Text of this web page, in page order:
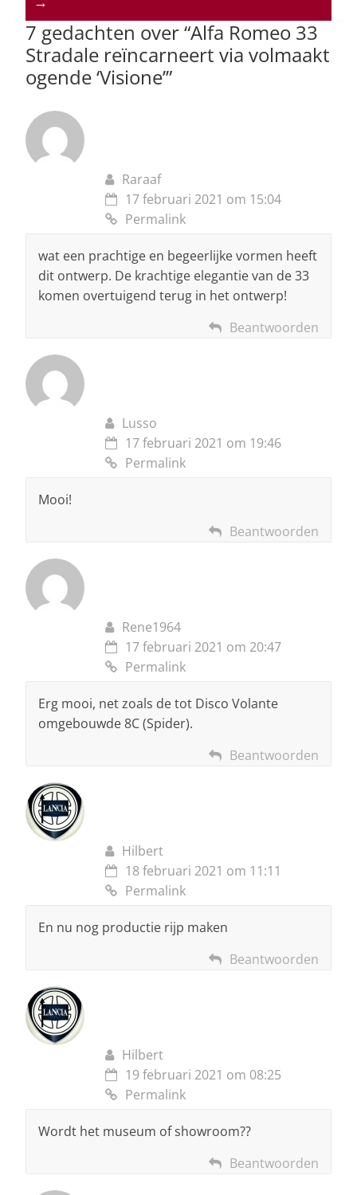
p o
k
7 gedachten over “Alfa Romeo 33
Stradale reïncarneert via volmaakt
ogende ‘Visione’”
Raraaf
17 februari 2021 om 15:04
Permalink
wat een prachtige en begeerlijke vormen heeft
dit ontwerp. De krachtige elegantie van de 33
komen overtuigend terug in het ontwerp!
Beantwoorden
Lusso
17 februari 2021 om 19:46
Permalink
Mooi!
Beantwoorden
Rene1964
17 februari 2021 om 20:47
Permalink
Erg mooi, net zoals de tot Disco Volante
omgebouwde 8C (Spider).
Beantwoorden
Hilbert
18 februari 2021 om 11:11
Permalink
En nu nog productie rijp maken
Beantwoorden
Hilbert
19 februari 2021 om 08:25
Permalink
Wordt het museum of showroom??
Beantwoorden